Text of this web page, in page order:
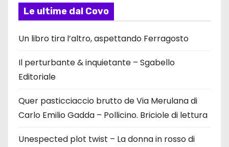
Le ultime dal Covo
Un libro tira l’altro, aspettando Ferragosto
Il perturbante & inquietante – Sgabello
Editoriale
Quer pasticciaccio brutto de Via Merulana di
Carlo Emilio Gadda – Pollicino. Briciole di lettura
Unespected plot twist – La donna in rosso di